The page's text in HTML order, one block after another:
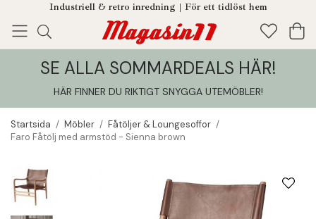
Industriell & retro inredning | För ett tidlöst hem
Enjoy! Tillagt i din varukorg
SE ALLA SOMMARDEALS HÄR!
HÄR FINNER DU RIKTIGT SNYGGA UTEMÖBLER!
Startsida / Möbler / Fåtöljer & Loungesoffor /
Faro Fåtölj med armstöd - Sienna brown